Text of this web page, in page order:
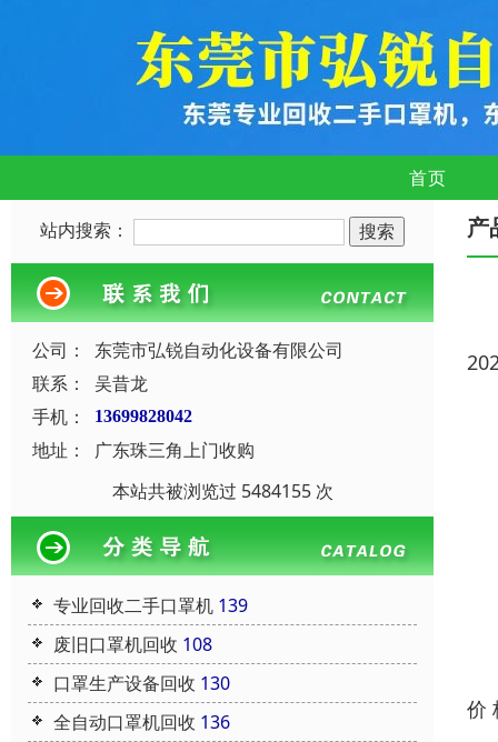
首页
站内搜索：
公司：
东莞市弘锐自动化设备有限公司
联系：
吴昔龙
手机：
13699828042
地址：
广东珠三角上门收购
本站共被浏览过 5484155 次
专业回收二手口罩机 139
废旧口罩机回收 108
口罩生产设备回收 130
全自动口罩机回收 136
产
价